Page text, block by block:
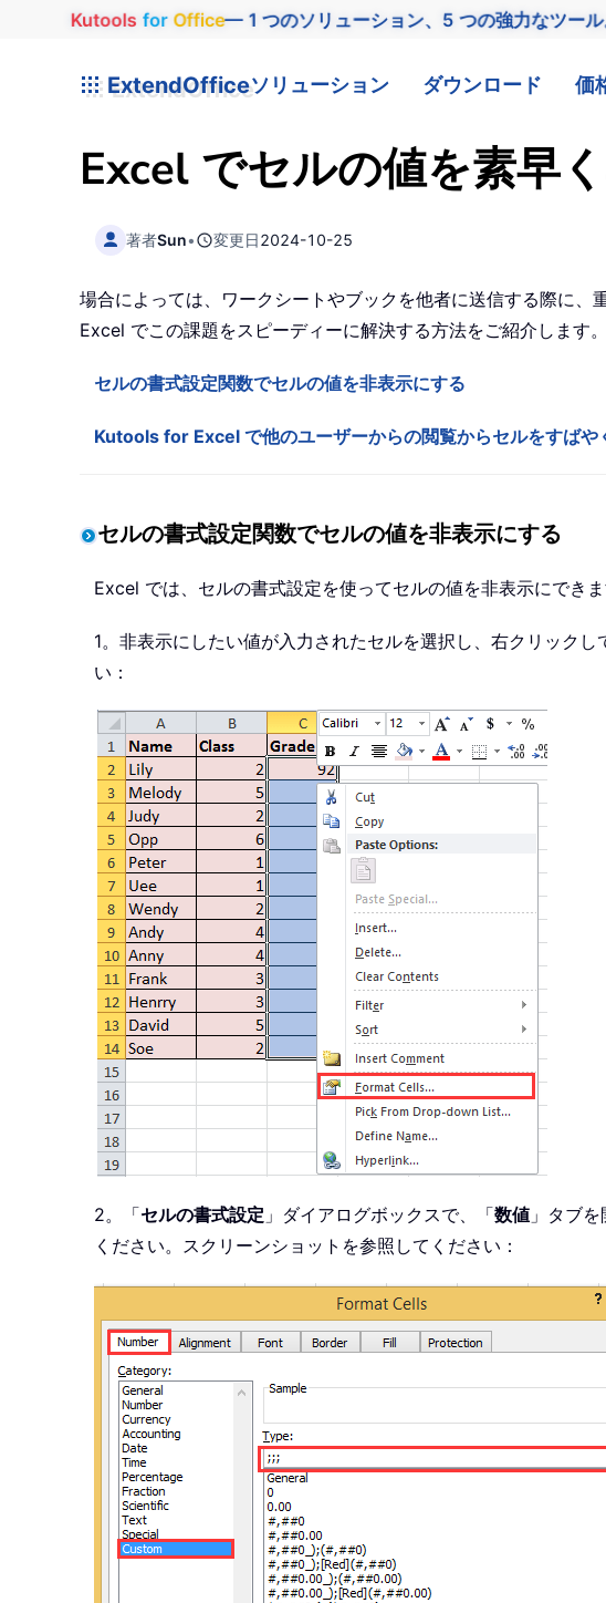
Kutools for Office— 1 つのソリューション、5 つの強力なツー
ExtendOfficeソリューション ダウンロード 価
Excel でセルの値を素早
著者Sun• 変更日2024-10-25
場合によっては、ワークシートやブックを他者に送信する際に、
Excel でこの課題をスピーディーに解決する方法をご紹介します。
セルの書式設定関数でセルの値を非表示にする
Kutools for Excel で他のユーザーからの閲覧からセルをすばや
セルの書式設定関数でセルの値を非表示にする
Excel では、セルの書式設定を使ってセルの値を非表示にできま
1。非表示にしたい値が入力されたセルを選択し、右クリックし
い：
2。「セルの書式設定 」ダイアログボックスで、「数値 」タブ
ください。スクリーンショットを参照してください：